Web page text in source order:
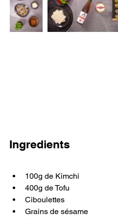
Ingredients
100g de Kimchi
400g de Tofu
Ciboulettes
Grains de sésame